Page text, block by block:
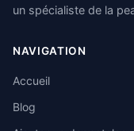
un spécialiste de la
NAVIGATION
Accueil
Blog